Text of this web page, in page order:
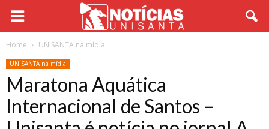
Home UNISANTA na mídia
UNISANTA na mídia
Maratona Aquática
Internacional de Santos –